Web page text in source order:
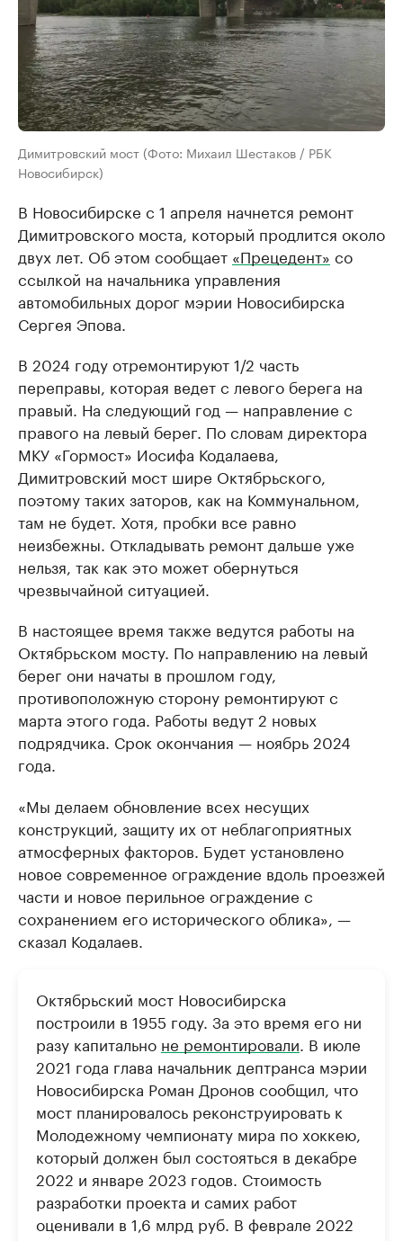
Димитровский мост (Фото: Михаил Шестаков / РБК
Новосибирск)
В Новосибирске с 1 апреля начнется ремонт
Димитровского моста, который продлится около
двух лет. Об этом сообщает «Прецедент» со
ссылкой на начальника управления
автомобильных дорог мэрии Новосибирска
Сергея Эпова.
В 2024 году отремонтируют 1/2 часть
переправы, которая ведет с левого берега на
правый. На следующий год — направление с
правого на левый берег. По словам директора
МКУ «Гормост» Иосифа Кодалаева,
Димитровский мост шире Октябрьского,
поэтому таких заторов, как на Коммунальном,
там не будет. Хотя, пробки все равно
неизбежны. Откладывать ремонт дальше уже
нельзя, так как это может обернуться
чрезвычайной ситуацией.
В настоящее время также ведутся работы на
Октябрьском мосту. По направлению на левый
берег они начаты в прошлом году,
противоположную сторону ремонтируют с
марта этого года. Работы ведут 2 новых
подрядчика. Срок окончания — ноябрь 2024
года.
«Мы делаем обновление всех несущих
конструкций, защиту их от неблагоприятных
атмосферных факторов. Будет установлено
новое современное ограждение вдоль проезжей
части и новое перильное ограждение с
сохранением его исторического облика», —
сказал Кодалаев.
Октябрьский мост Новосибирска
построили в 1955 году. За это время его ни
разу капитально не ремонтировали . В июле
2021 года глава начальник дептранса мэрии
Новосибирска Роман Дронов сообщил, что
мост планировалось реконструировать к
Молодежному чемпионату мира по хоккею,
который должен был состояться в декабре
2022 и январе 2023 годов. Стоимость
разработки проекта и самих работ
оценивали в 1,6 млрд руб. В феврале 2022